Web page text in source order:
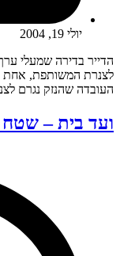
יולי 19, 2004
הדייר בדירה שמעלי
לצנרת המשותפת, אחת
העובדה שהנזק נגרם
ועד בית – שטח